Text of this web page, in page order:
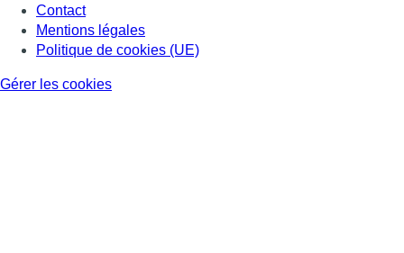
Contact
Mentions légales
Politique de cookies (UE)
Gérer les cookies